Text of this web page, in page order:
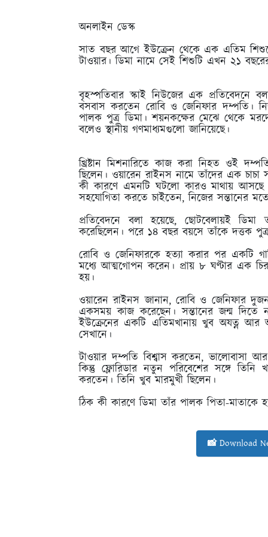
অনলাইন ডেস্ক
সাত বছর আগে ইউক্রেন থেকে এক এতিম
টাওয়ার। ডিমা নামে সেই শিশুটি এখন ২১
বৃহস্পতিবার স্কাই নিউজের এক প্রতিবেদনে বলা
বসবাস করতেন রোবি ও জেনিফার দম্পতি।
পালক পুত্র ডিমা। শয়নকক্ষের মেঝে থেকে
বলেও স্থানীয় গণমাধ্যমগুলো জানিয়েছে।
খ্রিষ্টান মিশনারিতে কাজ করা নিহত ওই
ছিলেন। ওয়ারেন রাইনস নামে তাঁদের এক
কী কারণে এমনটি ঘটলো কারও মাথায় আসছে
সহযোগিতা করতে চাইতেন, নিজের সন্তানের
প্রতিবেদনে বলা হয়েছে, ছোটবেলায়ই
করেছিলেন। পরে ১৪ বছর বয়সে তাঁকে দত্তক
রোবি ও জেনিফারকে হত্যা করার পর একটি
মধ্যে আত্মগোপন করেন। প্রায় ৮ ঘণ্টার এক
হয়।
ওয়ারেন রাইনস জানান, রোবি ও জেনিফার দুজনই
একসময় কাজ করেছেন। সন্তানের জন্ম দিতে
ইউক্রেনের একটি এতিমখানায় খুব অযত্ন আর
সেখানে।
টাওয়ার দম্পতি বিশ্বাস করতেন, ভালোবাসা
কিন্তু ফ্লোরিডার নতুন পরিবেশের সঙ্গে তিনি
করতেন। তিনি খুব মারমুখী ছিলেন।
ঠিক কী কারণে ডিমা তাঁর পালক পিতা-
📸 Download